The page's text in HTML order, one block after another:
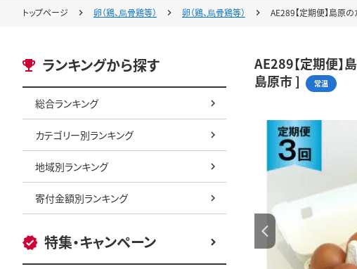
トップページ 卵（鶏、烏骨鶏等） 卵（鶏、烏骨鶏等） AE289【定期便】島原
ランキングから探す
総合ランキング
カテゴリー別ランキング
地域別ランキング
寄付金額別ランキング
特集・キャンペーン
AE289【定期便】
島原市 ]
常温